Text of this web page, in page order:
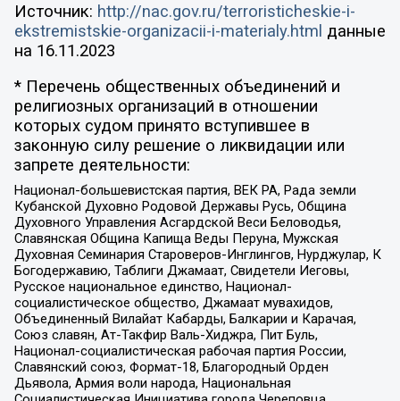
Источник: http://nac.gov.ru/terroristicheskie-i-
ekstremistskie-organizacii-i-materialy.html данные
на 16.11.2023
* Перечень общественных объединений и
религиозных организаций в отношении
которых судом принято вступившее в
законную силу решение о ликвидации или
запрете деятельности:
Национал-большевистская партия, ВЕК РА, Рада земли
Кубанской Духовно Родовой Державы Русь, Община
Духовного Управления Асгардской Веси Беловодья,
Славянская Община Капища Веды Перуна, Мужская
Духовная Семинария Староверов-Инглингов, Нурджулар, К
Богодержавию, Таблиги Джамаат, Свидетели Иеговы,
Русское национальное единство, Национал-
социалистическое общество, Джамаат мувахидов,
Объединенный Вилайат Кабарды, Балкарии и Карачая,
Союз славян, Ат-Такфир Валь-Хиджра, Пит Буль,
Национал-социалистическая рабочая партия России,
Славянский союз, Формат-18, Благородный Орден
Дьявола, Армия воли народа, Национальная